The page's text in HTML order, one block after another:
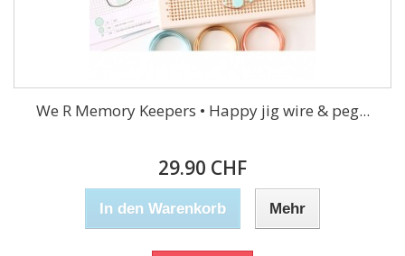
We R Memory Keepers • Happy jig wire & peg...
29.90 CHF
In den Warenkorb Mehr